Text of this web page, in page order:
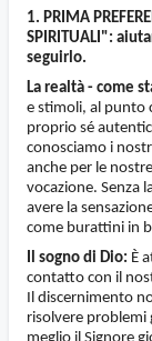
1. PRIMA
SPIRITUALI":
seguirlo.
La realtà - come
e stimoli, al punto
proprio sé
conosciamo i
anche per le
vocazione. Senza
avere la
come burattini in
Il sogno di Dio: È
contatto con il
Il discernimento
risolvere problemi